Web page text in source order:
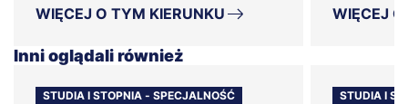
WIĘCEJ O TYM KIERUNKU WIĘCEJ
Inni oglądali również
STUDIA I STOPNIA - SPECJALNOŚĆ STUDIA I